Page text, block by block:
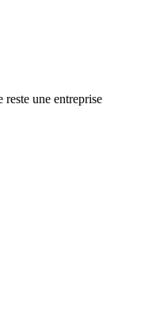
une entreprise